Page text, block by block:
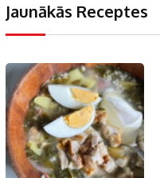
Jaunākās Receptes